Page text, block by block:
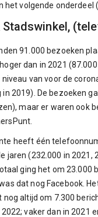
het volgende onderdeel
Stadswinkel,
91.000 bezoeken
dan in 2021
van voor de
in 2019). De bezoeken
maar er waren ook
heeft één
jaren (232.000 in 2021,
ging het om 23.000
dat nog Facebook.
nog altijd om 7.300
vaker dan in 2021